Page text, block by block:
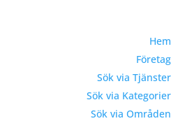
Hem
Företag
Sök via Tjänster
Sök via Kategorier
Sök via Områden